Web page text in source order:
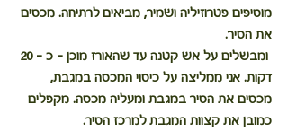
מוסיפים פטרוזיליה ושמיר, מביאים לרתיחה. מכסים
את הסיר.
דקות. אני ממליצה על כיסוי המכסה במגבת,
מכסים את הסיר במגבת ומעליה מכסה. מקפלים
כמובן את קצוות המגבת למרכז הסיר.